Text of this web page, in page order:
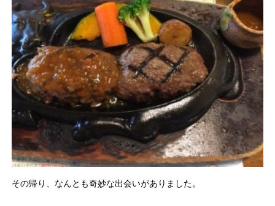
その帰り、なんとも奇妙な出会いがありました。